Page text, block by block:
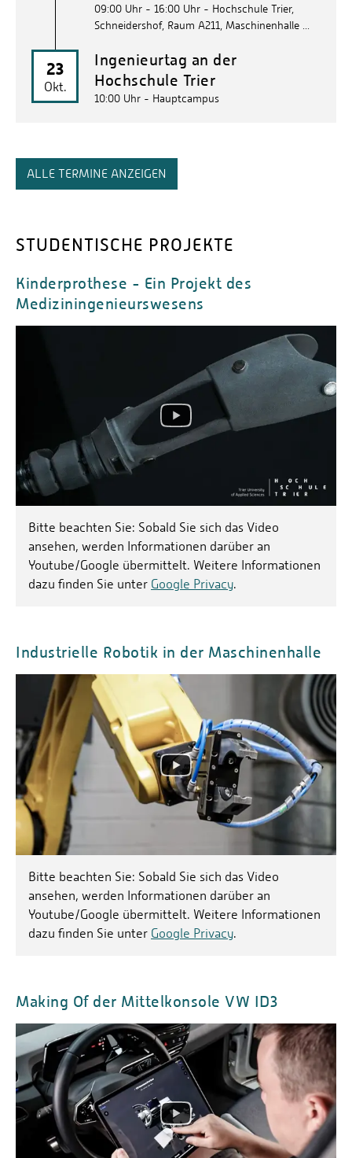
09:00 Uhr - 16:00 Uhr - Hochschule Trier,
Schneidershof, Raum A211, Maschinenhalle ...
23
Okt.
Ingenieurtag an der
Hochschule Trier
10:00 Uhr - Hauptcampus
ALLE TERMINE ANZEIGEN
STUDENTISCHE PROJEKTE
Kinderprothese - Ein Projekt des
Mediziningenieurswesens
Bitte beachten Sie: Sobald Sie sich das Video
ansehen, werden Informationen darüber an
Youtube/Google übermittelt. Weitere Informationen
dazu finden Sie unter Google Privacy.
Industrielle Robotik in der Maschinenhalle
Bitte beachten Sie: Sobald Sie sich das Video
ansehen, werden Informationen darüber an
Youtube/Google übermittelt. Weitere Informationen
dazu finden Sie unter Google Privacy.
Making Of der Mittelkonsole VW ID3